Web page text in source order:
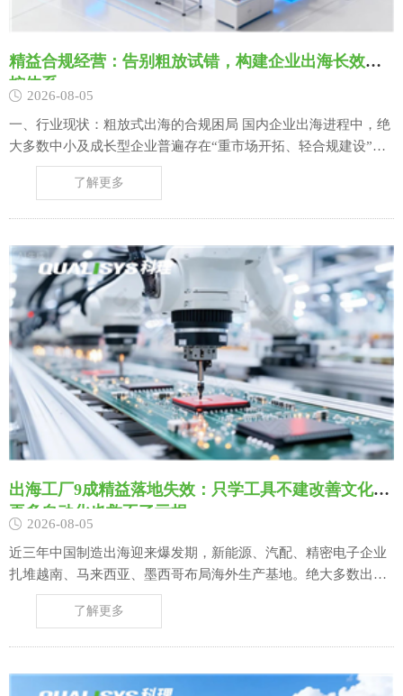
精益合规经营：告别粗放试错，构建企业出海长效风
控体系
2026-08-05
一、行业现状：粗放式出海的合规困局 国内企业出海进程中，绝
大多数中小及成长型企业普遍存在“重市场开拓、轻合规建设”的
经营思维，多数主体将核心资源集中在海外订单获取、渠道拓展
与产能输出层面，习惯性沿用国内粗放式经营模式适配全球市
了解更多
出海工厂9成精益落地失效：只学工具不建改善文化，
再多自动化也救不了亏损
2026-08-05
近三年中国制造出海迎来爆发期，新能源、汽配、精密电子企业
扎堆越南、马来西亚、墨西哥布局海外生产基地。绝大多数出海
企业都会重金投入自动化产线、MES数字化系统，照搬国内成熟
的5S、TPM、价值流、快速换模等精益工具，试图快速实现降本
了解更多